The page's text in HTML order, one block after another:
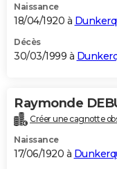
Naissance
18/04/1920 à
Décès
30/03/1999 à
Raymonde
Créer une cagnotte
Naissance
17/06/1920 à